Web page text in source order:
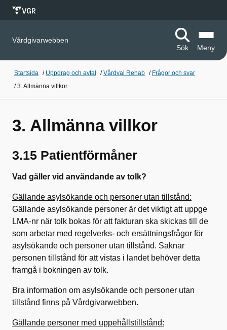
Vårdgivarwebben
Sök
Meny
Startsida / Uppdrag och avtal /Vårdval Rehab / Frågor och svar
/3. Allmänna villkor
3. Allmänna villkor
3.15 Patientförmåner
Vad gäller vid användande av tolk?
Gällande asylsökande och personer utan tillstånd:
Gällande asylsökande personer är det viktigt att uppge
LMA-nr när tolk bokas för att fakturan ska skickas till de
som arbetar med regelverks- och ersättningsfrågor för
asylsökande och personer utan tillstånd. Saknar
personen tillstånd för att vistas i landet behöver detta
framgå i bokningen av tolk.
Bra information om asylsökande och personer utan
tillstånd finns på Vårdgivarwebben.
Gällande personer med uppehållstillstånd: